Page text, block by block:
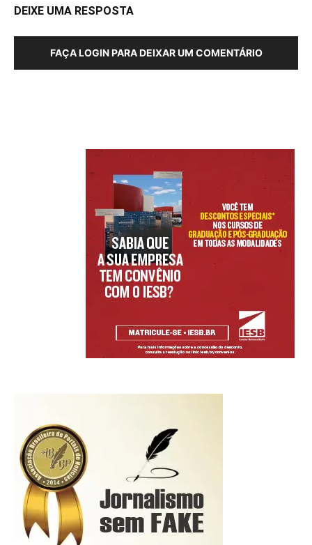
DEIXE UMA RESPOSTA
FAÇA LOGIN PARA DEIXAR UM COMENTÁRIO